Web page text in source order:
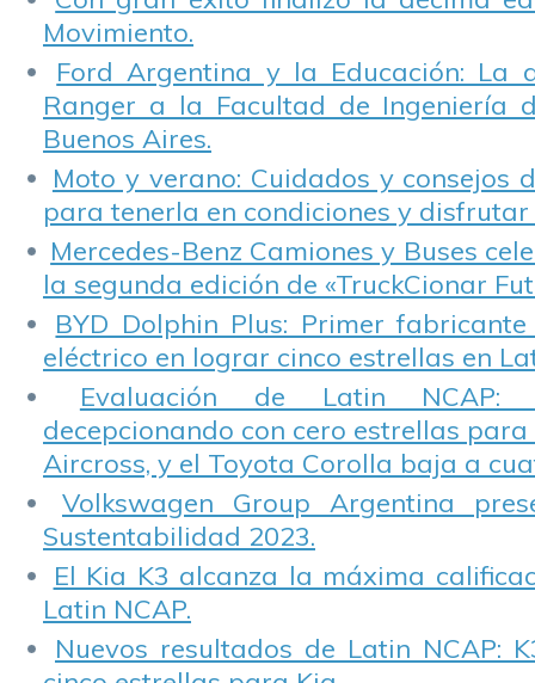
Movimiento.
Ford Argentina y la Educación: La
Ranger a la Facultad de Ingeniería
Buenos Aires.
Moto y verano: Cuidados y consejos
para tenerla en condiciones y disfrutar
Mercedes-Benz Camiones y Buses
la segunda edición de «TruckCionar
BYD Dolphin Plus: Primer
eléctrico en lograr cinco estrellas en
Evaluación de Latin NCAP:
decepcionando con cero estrellas para
Aircross, y el Toyota Corolla baja a
Volkswagen Group Argentina
Sustentabilidad 2023.
El Kia K3 alcanza la máxima
Latin NCAP.
Nuevos resultados de Latin NCAP: